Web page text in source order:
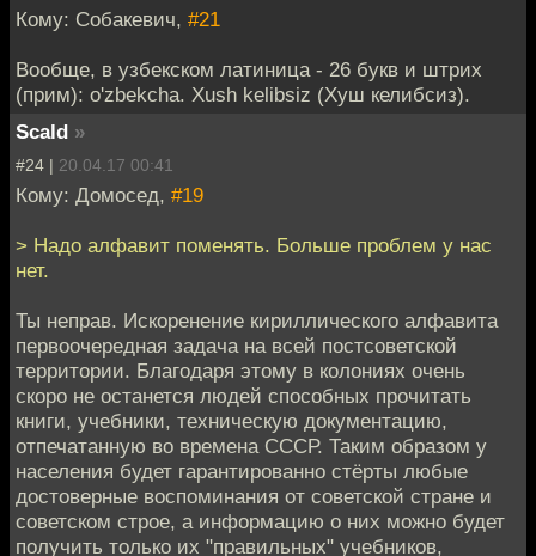
Кому: Собакевич, #21
Вообще, в узбекском латиница - 26 букв и штрих
(прим): o'zbekcha. Xush kelibsiz (Хуш келибсиз).
Scald »
#24 | 20.04.17 00:41
Кому: Домосед, #19
> Надо алфавит поменять. Больше проблем у нас
нет.
Ты неправ. Искоренение кириллического алфавита
первоочередная задача на всей постсоветской
территории. Благодаря этому в колониях очень
скоро не останется людей способных прочитать
книги, учебники, техническую документацию,
отпечатанную во времена СССР. Таким образом у
населения будет гарантированно стёрты любые
достоверные воспоминания от советской стране и
советском строе, а информацию о них можно будет
получить только их "правильных" учебников,